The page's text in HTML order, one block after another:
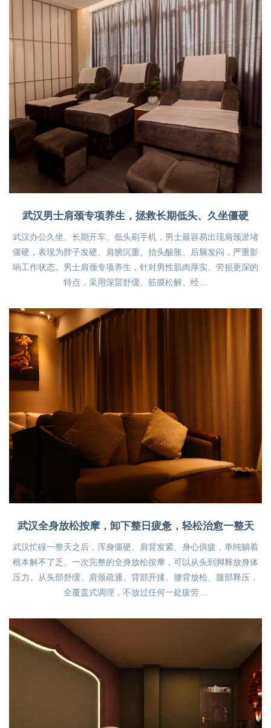
武汉男士肩颈专项养生，拯救长期低头、久坐僵硬
武汉办公久坐、长期开车、低头刷手机，男士最容易出现肩颈淤堵
僵硬，表现为脖子发硬、肩膀沉重、抬头酸胀、后脑发闷，严重影
响工作状态。男士肩颈专项养生，针对男性肌肉厚实、劳损更深的
特点，采用深层舒缓、筋膜松解、经…
武汉全身放松按摩，卸下整日疲惫，轻松治愈一整天
武汉忙碌一整天之后，浑身僵硬、肩背发紧、身心俱疲，单纯躺着
根本解不了乏。一次完整的全身放松按摩，可以从头到脚释放身体
压力。从头部舒缓、肩颈疏通、背部开揉、腰背放松、腿部释压，
全覆盖式调理，不放过任何一处疲劳…